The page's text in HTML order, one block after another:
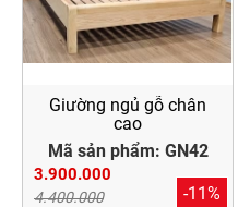
Giường ngủ gỗ chân
cao
Mã sản phẩm: GN42
3.900.000
4.400.000 -11%